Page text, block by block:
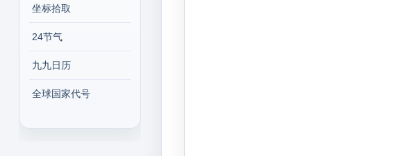
坐标拾取
24节气
九九日历
全球国家代号